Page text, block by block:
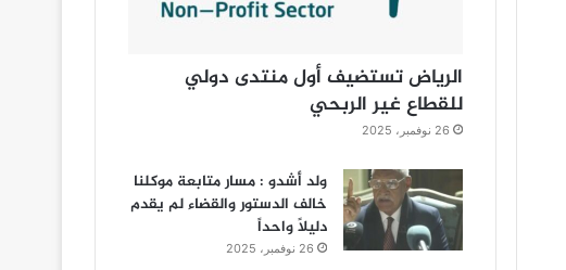
الرياض تستضيف أول منتدى دولي
للقطاع غير الربحي
26 نوفمبر، 2025
ولد أشدو : مسار متابعة موكلنا
خالف الدستور والقضاء لم يقدم
دليلاً واحداً
26 نوفمبر، 2025